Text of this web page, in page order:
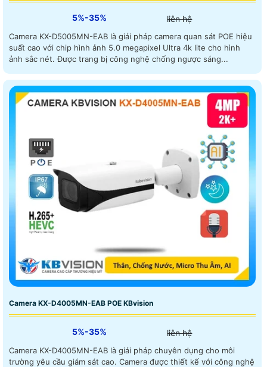
5%-35% liên hệ
Camera KX-D5005MN-EAB là giải pháp camera quan sát POE hiệu
suất cao với chip hình ảnh 5.0 megapixel Ultra 4k lite cho hình
ảnh sắc nét. Được trang bị công nghệ chống ngược sáng...
Camera KX-D4005MN-EAB POE KBvision
5%-35% liên hệ
Camera KX-D4005MN-EAB là giải pháp chuyên dụng cho môi
trường yêu cầu giám sát cao. Camera được thiết kế với công nghệ